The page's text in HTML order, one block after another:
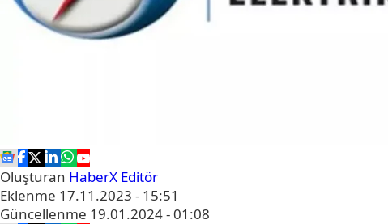
Oluşturan HaberX Editör
Eklenme 17.11.2023 - 15:51
Güncellenme 19.01.2024 - 01:08